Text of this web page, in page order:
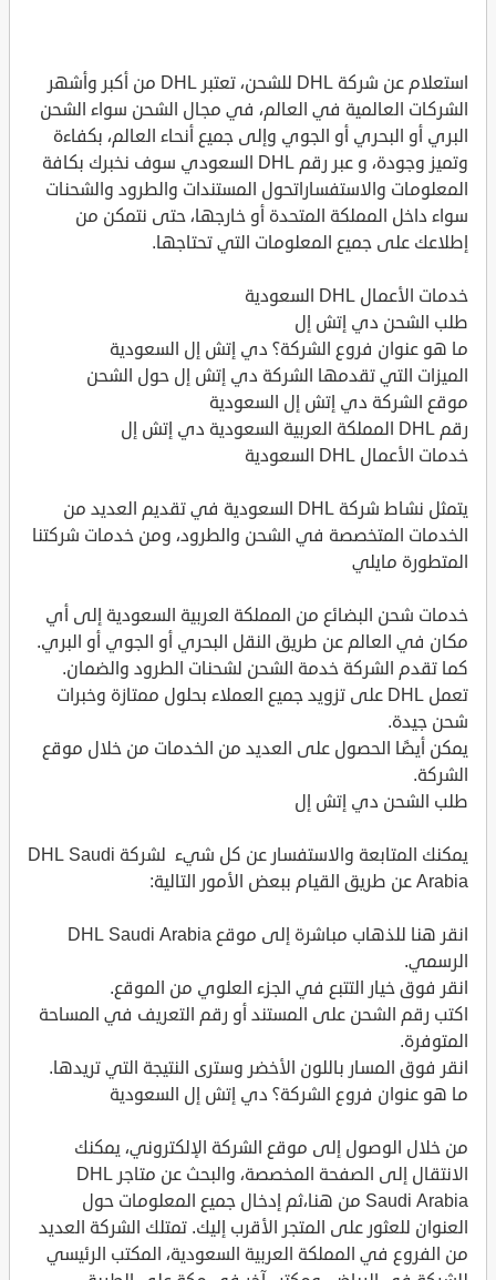
استعلام عن شركة DHL للشحن، تعتبر DHL من أكبر وأشهر
الشركات العالمية في العالم، في مجال الشحن سواء الشحن
البري أو البحري أو الجوي وإلى جميع أنحاء العالم، بكفاءة
وتميز وجودة، و عبر رقم DHL السعودي سوف نخبرك بكافة
المعلومات والاستفساراتحول المستندات والطرود والشحنات
سواء داخل المملكة المتحدة أو خارجها، حتى نتمكن من
إطلاعك على جميع المعلومات التي تحتاجها.
خدمات الأعمال DHL السعودية
طلب الشحن دي إتش إل
ما هو عنوان فروع الشركة؟ دي إتش إل السعودية
الميزات التي تقدمها الشركة دي إتش إل حول الشحن
موقع الشركة دي إتش إل السعودية
رقم DHL المملكة العربية السعودية دي إتش إل
خدمات الأعمال DHL السعودية
يتمثل نشاط شركة DHL السعودية في تقديم العديد من
الخدمات المتخصصة في الشحن والطرود، ومن خدمات شركتنا
المتطورة مايلي
خدمات شحن البضائع من المملكة العربية السعودية إلى أي
مكان في العالم عن طريق النقل البحري أو الجوي أو البري.
كما تقدم الشركة خدمة الشحن لشحنات الطرود والضمان.
تعمل DHL على تزويد جميع العملاء بحلول ممتازة وخبرات
شحن جيدة.
يمكن أيضًا الحصول على العديد من الخدمات من خلال موقع
الشركة.
طلب الشحن دي إتش إل
يمكنك المتابعة والاستفسار عن كل شيء لشركة DHL Saudi
Arabia عن طريق القيام ببعض الأمور التالية:
انقر هنا للذهاب مباشرة إلى موقع DHL Saudi Arabia
الرسمي.
انقر فوق خيار التتبع في الجزء العلوي من الموقع.
اكتب رقم الشحن على المستند أو رقم التعريف في المساحة
المتوفرة.
انقر فوق المسار باللون الأخضر وسترى النتيجة التي تريدها.
ما هو عنوان فروع الشركة؟ دي إتش إل السعودية
من خلال الوصول إلى موقع الشركة الإلكتروني، يمكنك
الانتقال إلى الصفحة المخصصة، والبحث عن متاجر DHL
Saudi Arabia من هنا،ثم إدخال جميع المعلومات حول
العنوان للعثور على المتجر الأقرب إليك. تمتلك الشركة العديد
من الفروع في المملكة العربية السعودية، المكتب الرئيسي